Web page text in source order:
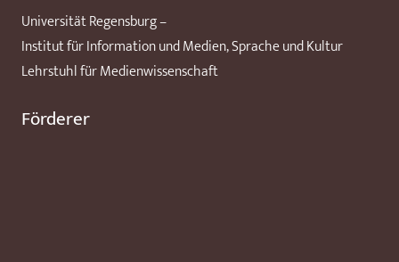
Universität Regensburg –
Institut für Information und Medien, Sprache und Kultur
Lehrstuhl für Medienwissenschaft
Förderer